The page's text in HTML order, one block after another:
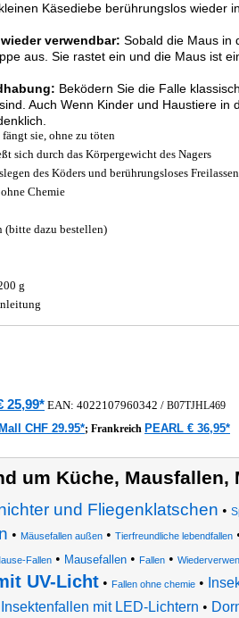
Käsediebe berührungslos wieder
verwendbar: Sobald die Maus in
aus. Sie rastet ein und die Maus ist
Beködern Sie die Falle
Auch Wenn Kinder und Haustiere in
sie, ohne zu töten
sich durch das Körpergewicht des Nagers
des Köders und berührungsloses
Chemie
(bitte dazu bestellen)
g
25,99* EAN: 4022107960342 / B07TJHL469
CHF 29.95*; Frankreich PEARL € 36,95*
um Küche, Mausfallen,
und Fliegenklatschen •
• Mäusefallen außen• Tierfreundliche lebendfallen
Fallen • Mausefallen • Fallen •
UV-Licht• Fallen ohne chemie•
mit LED-Lichtern •